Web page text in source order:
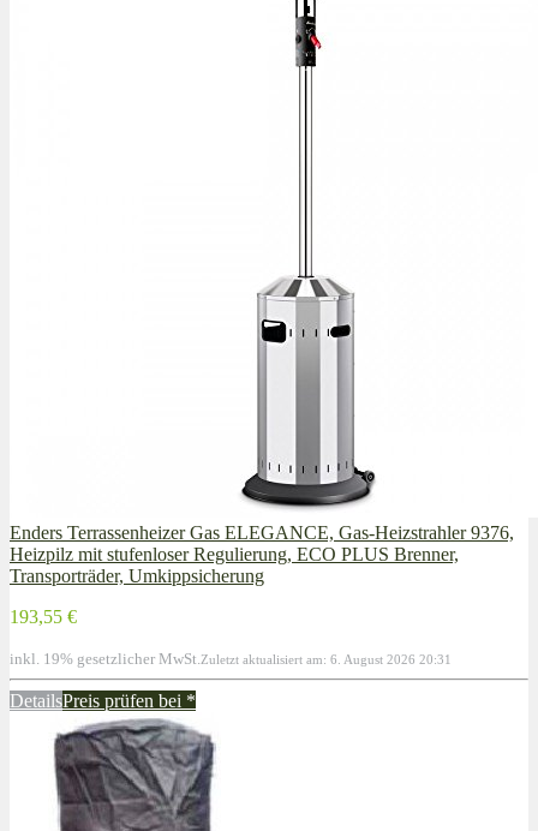
Enders Terrassenheizer Gas ELEGANCE, Gas-Heizstrahler 9376,
Heizpilz mit stufenloser Regulierung, ECO PLUS Brenner,
Transporträder, Umkippsicherung
193,55 €
inkl. 19% gesetzlicher MwSt. Zuletzt aktualisiert am: 6. August 2026 20:31
DetailsPreis prüfen bei *